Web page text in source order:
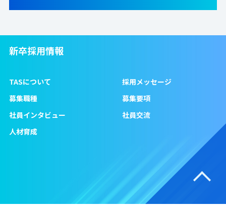
新卒採用情報
TASについて
採用メッセージ
募集職種
募集要項
社員インタビュー
社員交流
人材育成